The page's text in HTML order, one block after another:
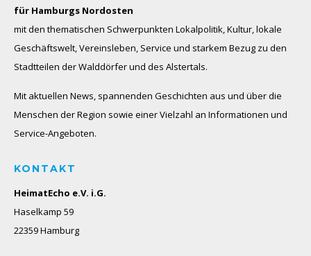
für Hamburgs Nordosten
mit den thematischen Schwerpunkten Lokalpolitik, Kultur, lokale
Geschäftswelt, Vereinsleben, Service und starkem Bezug zu den
Stadtteilen der Walddörfer und des Alstertals.
Mit aktuellen News, spannenden Geschichten aus und über die
Menschen der Region sowie einer Vielzahl an Informationen und
Service-Angeboten.
KONTAKT
HeimatEcho e.V. i.G.
Haselkamp 59
22359 Hamburg